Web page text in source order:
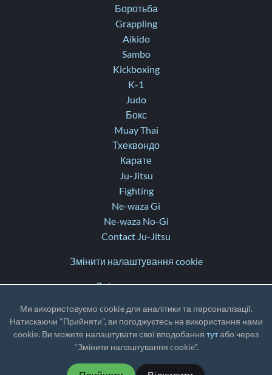
Ми використовуємо cookie для аналітики та персоналізації.
Натискаючи "Прийняти", ви погоджуєтесь на використання нами
cookie. Ви можете налаштувати свої вподобання тутабо через
"Змінити налаштування cookie".
Боротьба
Grappling
Aikido
Sambo
Kickboxing
K-1
Judo
Бокс
Muay Thai
Тхеквондо
Карате
Ju-Jitsu
Fighting
Ne-waza Gi
Ne-waza No-Gi
Contact Ju-Jitsu
Змінити налаштування cookie
Зв’язатися з нами
Нотатки про оновлення